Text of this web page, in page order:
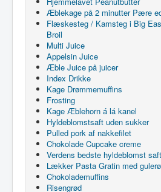
Æblekage på 2 minutter Pære
Flæskesteg / Kamsteg i Big
Broil
Multi Juice
Appelsin Juice
Æble Juice på juicer
Index Drikke
Kage Drømmemuffins
Frosting
Kage Æblehorn á lá kanel
Hyldeblomstsaft uden sukker
Pulled pork af nakkefilet
Chokolade Cupcake creme
Verdens bedste hyldeblomst saft
Lækker Pasta Gratin med
Chokolademuffins
Risengrød